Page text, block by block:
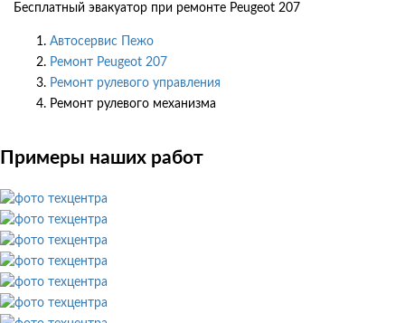
Бесплатный эвакуатор при ремонте Peugeot 207
Автосервис Пежо
Ремонт Peugeot 207
Ремонт рулевого управления
Ремонт рулевого механизма
Примеры наших работ